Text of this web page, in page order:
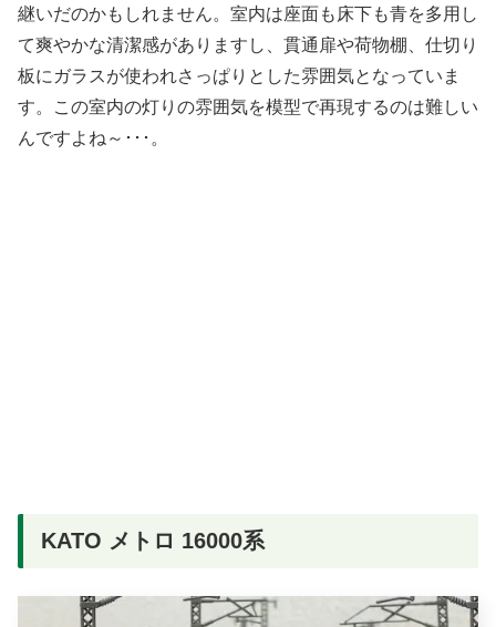
継いだのかもしれません。室内は座面も床下も青を多用し
て爽やかな清潔感がありますし、貫通扉や荷物棚、仕切り
板にガラスが使われさっぱりとした雰囲気となっていま
す。この室内の灯りの雰囲気を模型で再現するのは難しい
んですよね～･･･。
KATO メトロ 16000系